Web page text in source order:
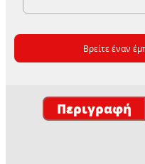
Βρείτε έναν
Περιγραφή